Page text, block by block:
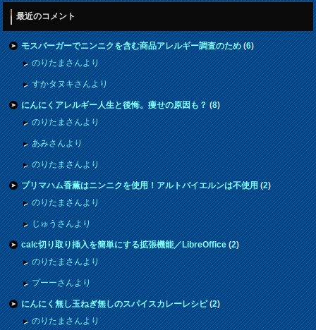
最近のコメント
モスバーガーでニンニクを含む商品アレルギー調査のため(6)
のりたまさんより
すかタヌキさんより
にんにくアレルギー人生と後悔。痩せの原因も？(8)
のりたまさんより
あみさんより
のりたまさんより
プリマハム香薫はニンニクを使用！アルトバイエルンは不使用(2)
のりたまさんより
じゅうさんより
calc切り取り挿入を簡単にする拡張機能／LibreOffice(2)
のりたまさんより
プーーさんより
にんにく無し玉ねぎ無しのスパイスカレーレシピ(2)
のりたまさんより